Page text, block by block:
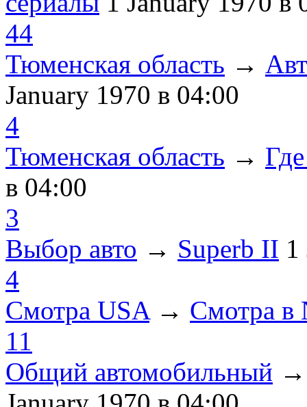
44
Тюменская область →
January 1970 в 04:00
4
Тюменская область →
в 04:00
3
Выбор авто → Superb II
4
Смотра USA→ Смотра в
11
Общий автомобильный